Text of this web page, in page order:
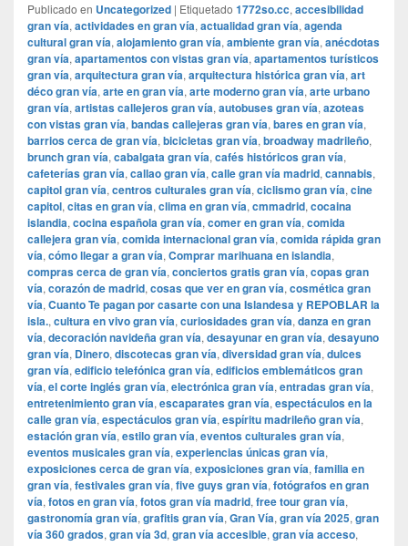
Publicado en Uncategorized | Etiquetado 1772so.cc, accesibilidad
gran vía, actividades en gran vía, actualidad gran vía, agenda
cultural gran vía, alojamiento gran vía, ambiente gran vía, anécdotas
gran vía, apartamentos con vistas gran vía, apartamentos turísticos
gran vía, arquitectura gran vía, arquitectura histórica gran vía, art
déco gran vía, arte en gran vía, arte moderno gran vía, arte urbano
gran vía, artistas callejeros gran vía, autobuses gran vía, azoteas
con vistas gran vía, bandas callejeras gran vía, bares en gran vía,
barrios cerca de gran vía, bicicletas gran vía, broadway madrileño,
brunch gran vía, cabalgata gran vía, cafés históricos gran vía,
cafeterías gran vía, callao gran vía, calle gran vía madrid, cannabis,
capitol gran vía, centros culturales gran vía, ciclismo gran vía, cine
capitol, citas en gran vía, clima en gran vía, cmmadrid, cocaina
islandia, cocina española gran vía, comer en gran vía, comida
callejera gran vía, comida internacional gran vía, comida rápida gran
vía, cómo llegar a gran vía, Comprar marihuana en islandia,
compras cerca de gran vía, conciertos gratis gran vía, copas gran
vía, corazón de madrid, cosas que ver en gran vía, cosmética gran
vía, Cuanto Te pagan por casarte con una Islandesa y REPOBLAR la
isla., cultura en vivo gran vía, curiosidades gran vía, danza en gran
vía, decoración navideña gran vía, desayunar en gran vía, desayuno
gran vía, Dinero, discotecas gran vía, diversidad gran vía, dulces
gran vía, edificio telefónica gran vía, edificios emblemáticos gran
vía, el corte inglés gran vía, electrónica gran vía, entradas gran vía,
entretenimiento gran vía, escaparates gran vía, espectáculos en la
calle gran vía, espectáculos gran vía, espíritu madrileño gran vía,
estación gran vía, estilo gran vía, eventos culturales gran vía,
eventos musicales gran vía, experiencias únicas gran vía,
exposiciones cerca de gran vía, exposiciones gran vía, familia en
gran vía, festivales gran vía, five guys gran vía, fotógrafos en gran
vía, fotos en gran vía, fotos gran vía madrid, free tour gran vía,
gastronomía gran vía, grafitis gran vía, Gran Vía, gran vía 2025, gran
vía 360 grados, gran vía 3d, gran vía accesible, gran vía acceso,